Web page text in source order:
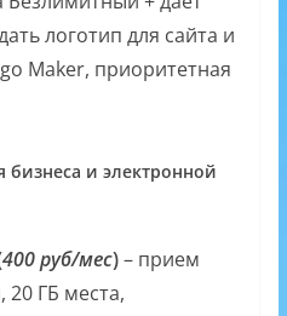
логотип для сайта и
Maker, приоритетная
бизнеса и электронной
400 руб/мес)– прием
20 ГБ места,